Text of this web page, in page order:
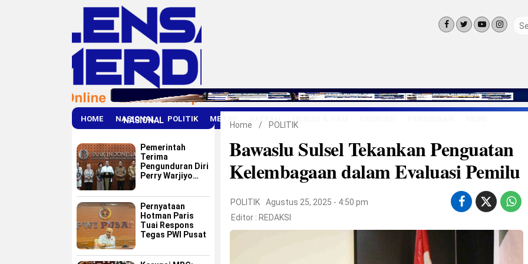
HOME NASIONAL POLITIK METRO
OPINI
LIFE STYLE
NASIONAL
Pemerintah
Terima
Pengunduran Diri
Perry Warjiyo
Indonesia
Pernyataan
Hotman Paris
Tuai Respons
Tegas PWI Pusat
Home / POLITIK
Bawaslu Sulsel Tekankan Penguatan
Kelembagaan dalam Evaluasi Pemilu
POLITIK
Agustus 25, 2025 - 4:50 pm
Editor : REDAKSI